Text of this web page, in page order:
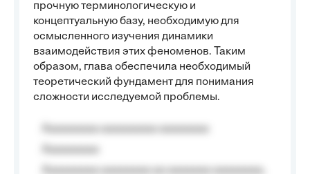
прочную терминологическую и
концептуальную базу, необходимую для
осмысленного изучения динамики
взаимодействия этих феноменов. Таким
образом, глава обеспечила необходимый
теоретический фундамент для понимания
сложности исследуемой проблемы.